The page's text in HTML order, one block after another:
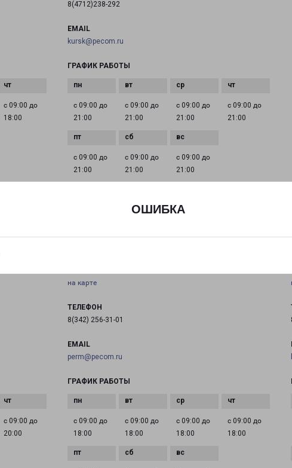
ОШИБКА
с 09:00 до
18:00
8(4712)238-292
EMAIL
kursk@pecom.ru
ГРАФИК РАБОТЫ
с 09:00 до
21:00
с 09:00 до
21:00
с 09:00 до
21:00
с 09:00 до
21:00
с 09:00 до
21:00
с 09:00 до
21:00
с 09:00 до
21:00
с 09:00 до
20:00
на карте
ТЕЛЕФОН
8(342) 256-31-01
EMAIL
perm@pecom.ru
ГРАФИК РАБОТЫ
с 09:00 до
18:00
с 09:00 до
18:00
с 09:00 до
18:00
с 09:00 до
18:00